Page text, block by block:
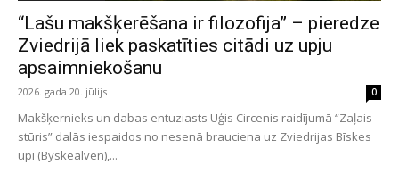
“Lašu makšķerēšana ir filozofija” – pieredze
Zviedrijā liek paskatīties citādi uz upju
apsaimniekošanu
2026. gada 20. jūlijs 0
Makšķernieks un dabas entuziasts Uģis Circenis raidījumā “Zaļais
stūris” dalās iespaidos no nesenā brauciena uz Zviedrijas Bīskes
upi (Byskeälven),...